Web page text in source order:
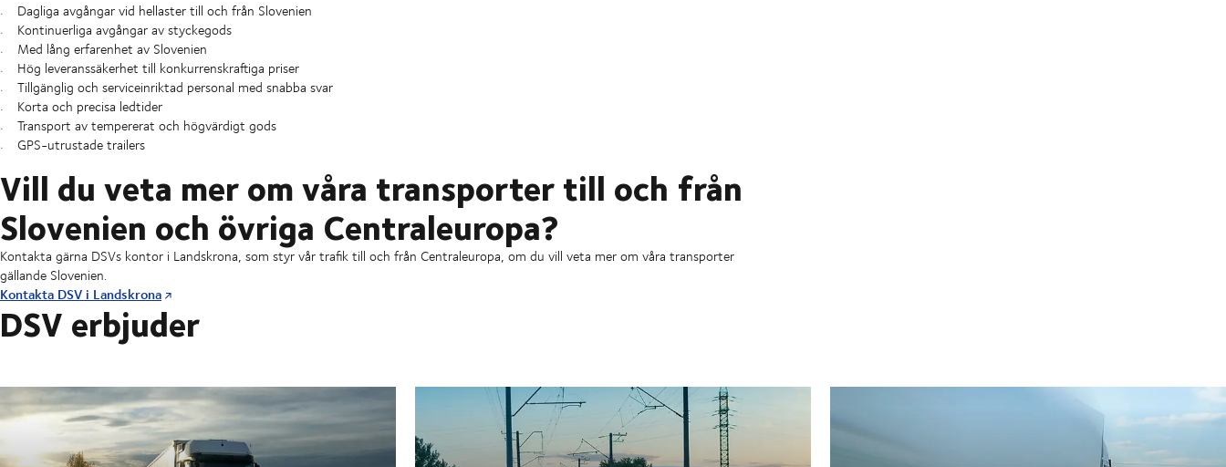
Dagliga avgångar vid hellaster till och från Slovenien
Kontinuerliga avgångar av styckegods
Med lång erfarenhet av Slovenien
Hög leveranssäkerhet till konkurrenskraftiga priser
Tillgänglig och serviceinriktad personal med snabba svar
Korta och precisa ledtider
Transport av tempererat och högvärdigt gods
GPS-utrustade trailers
Vill du veta mer om våra transporter till och från
Slovenien och övriga Centraleuropa?
Kontakta gärna DSVs kontor i Landskrona, som styr vår trafik till och från Centraleuropa, om du vill veta mer om våra transporter
gällande Slovenien.
Kontakta DSV i Landskrona
DSV erbjuder